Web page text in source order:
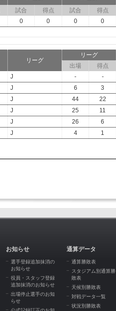
試合 得点 試合 得点
0 0 0 0
リーグ
リーグ
出場
得点
J - -
J 6 3
J 44 22
J 25 11
J 26 6
J 4 1
お知らせ
選手登録追加抹消の
お知らせ
役員・スタッフ登録
追加抹消のお知らせ
出場停止選手のお知
らせ
通算データ
通算勝敗表
スタジアム別通算勝
敗表
天候別勝敗表
対戦データ一覧
状況別勝敗表